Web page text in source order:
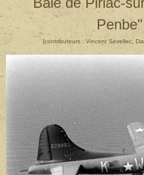
(contributeurs : Vincent Sevellec,